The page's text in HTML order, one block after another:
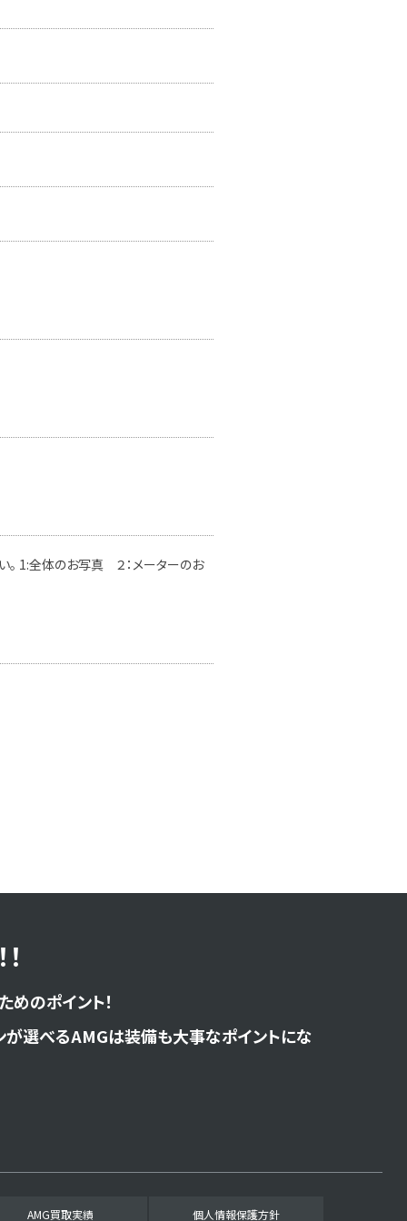
1:全体のお写真 ２：メーターのお
のポイント！
が選べるAMGは装備も大事なポイントにな
AMG買取実績 個人情報保護方針